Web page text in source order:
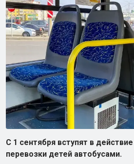
С 1 сентября вступят в
перевозки детей автобусами.